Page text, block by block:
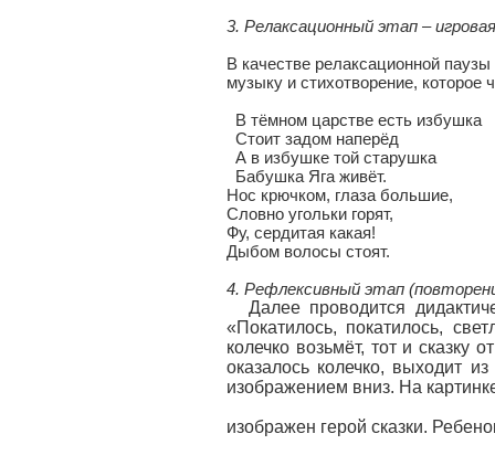
3. Релаксационный этап –
В качестве релаксационной
музыку и стихотворение, которое
В тёмном царстве есть избушка
Стоит задом наперёд
А в избушке той старушка
Бабушка Яга живёт.
Нос крючком, глаза большие,
Словно угольки горят,
Фу, сердитая какая!
Дыбом волосы стоят.
4. Рефлексивный этап
Далее проводится
«Покатилось, покатилось,
колечко возьмёт, тот и сказку
оказалось колечко, выходит
изображением вниз. На
изображен герой сказки.